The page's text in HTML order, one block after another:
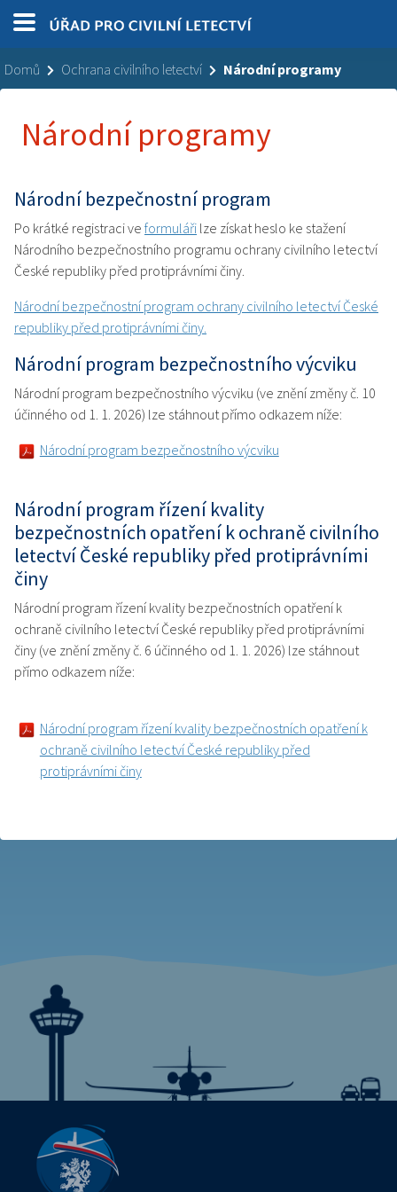
Domů Ochrana civilního letectví Národní programy
Národní programy
Národní bezpečnostní program
Po krátké registraci ve formuláři lze získat heslo ke stažení
Národního bezpečnostního programu ochrany civilního letectví
České republiky před protiprávními činy.
Národní bezpečnostní program ochrany civilního letectví České
republiky před protiprávními činy.
Národní program bezpečnostního výcviku
Národní program bezpečnostního výcviku (ve znění změny č. 10
účinného od 1. 1. 2026) lze stáhnout přímo odkazem níže:
Národní program bezpečnostního výcviku
Národní program řízení kvality
bezpečnostních opatření k ochraně civilního
letectví České republiky před protiprávními
činy
Národní program řízení kvality bezpečnostních opatření k
ochraně civilního letectví České republiky před protiprávními
činy (ve znění změny č. 6 účinného od 1. 1. 2026) lze stáhnout
přímo odkazem níže:
Národní program řízení kvality bezpečnostních opatření k
ochraně civilního letectví České republiky před
protiprávními činy